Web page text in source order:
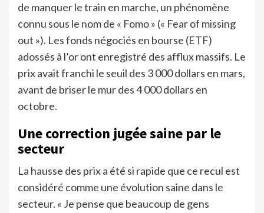
de manquer le train en marche, un phénomène
connu sous le nom de « Fomo » (« Fear of missing
out »). Les fonds négociés en bourse (ETF)
adossés à l’or ont enregistré des afflux massifs. Le
prix avait franchi le seuil des 3 000 dollars en mars,
avant de briser le mur des 4 000 dollars en
octobre.
Une correction jugée saine par le
secteur
La hausse des prix a été si rapide que ce recul est
considéré comme une évolution saine dans le
secteur. « Je pense que beaucoup de gens